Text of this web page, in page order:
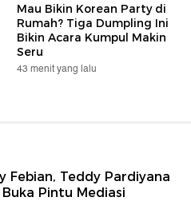
Mau Bikin Korean Party di
Rumah? Tiga Dumpling Ini
Bikin Acara Kumpul Makin
Seru
43 menit yang lalu
Febian, Teddy Pardiyana
Pintu Mediasi